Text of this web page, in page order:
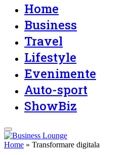
Home
Business
Travel
Lifestyle
Evenimente
Auto-sport
ShowBiz
Home » Transformare digitala